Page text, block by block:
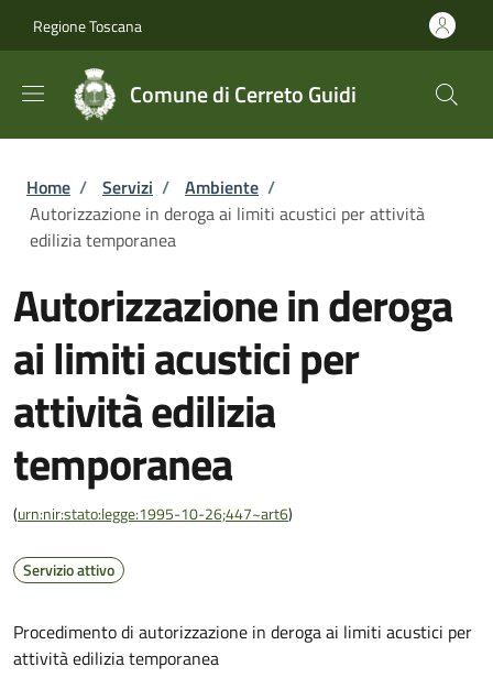
Regione Toscana
Comune di Cerreto Guidi
Briciole di pane
Home / Servizi / Ambiente /
Autorizzazione in deroga ai limiti acustici per attività
edilizia temporanea
Autorizzazione in deroga
ai limiti acustici per
attività edilizia
temporanea
(urn:nir:stato:legge:1995-10-26;447~art6)
Servizio attivo
Procedimento di autorizzazione in deroga ai limiti acustici per
attività edilizia temporanea